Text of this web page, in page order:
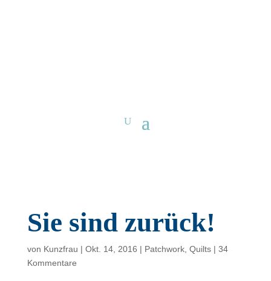
Sie sind zurück!
von Kunzfrau | Okt. 14, 2016 | Patchwork, Quilts| 34
Kommentare